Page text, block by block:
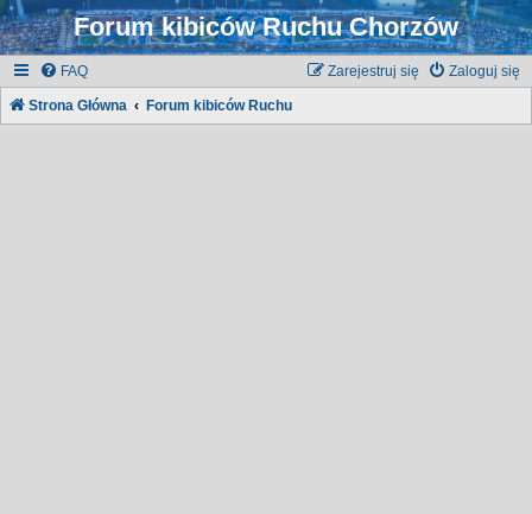
Forum kibiców Ruchu Chorzów
FAQ Zaloguj się
Zarejestruj się
Strona Główna Forum kibiców Ruchu